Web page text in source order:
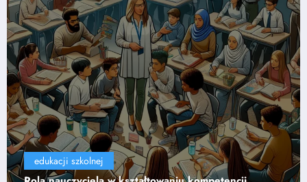
edukacji szkolnej